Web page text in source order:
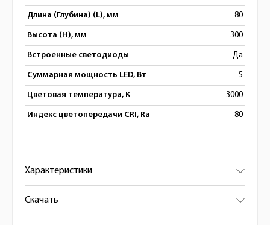
Длина (Глубина) (L), мм 80
Высота (H), мм 300
Встроенные светодиоды Да
Суммарная мощность LED, Вт 5
Цветовая температура, К 3000
Индекс цветопередачи CRI, Ra 80
Характеристики
Скачать